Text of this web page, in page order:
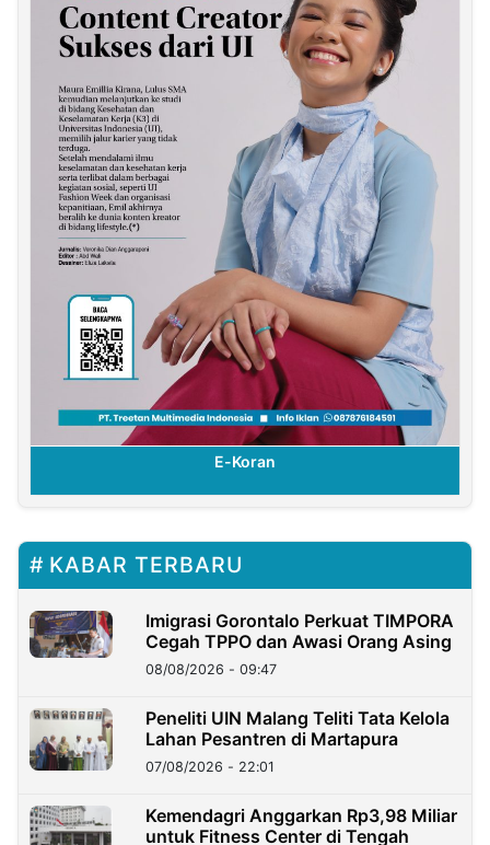
E-Koran
KABAR TERBARU
Imigrasi Gorontalo Perkuat TIMPORA
Cegah TPPO dan Awasi Orang Asing
08/08/2026 - 09:47
Peneliti UIN Malang Teliti Tata Kelola
Lahan Pesantren di Martapura
07/08/2026 - 22:01
Kemendagri Anggarkan Rp3,98 Miliar
untuk Fitness Center di Tengah